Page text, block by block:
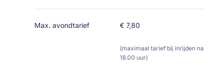
Max. avondtarief € 7,80
(maximaal tarief bij inrijden na
18.00 uur)